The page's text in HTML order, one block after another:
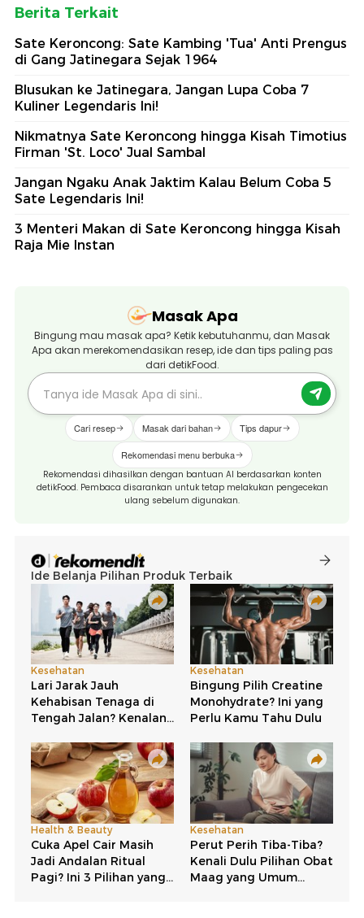
Berita Terkait
Sate Keroncong: Sate Kambing 'Tua' Anti Prengus
di Gang Jatinegara Sejak 1964
Blusukan ke Jatinegara, Jangan Lupa Coba 7
Kuliner Legendaris Ini!
Nikmatnya Sate Keroncong hingga Kisah Timotius
Firman 'St. Loco' Jual Sambal
Jangan Ngaku Anak Jaktim Kalau Belum Coba 5
Sate Legendaris Ini!
3 Menteri Makan di Sate Keroncong hingga Kisah
Raja Mie Instan
Masak Apa
Bingung mau masak apa? Ketik kebutuhanmu, dan Masak
Apa akan merekomendasikan resep, ide dan tips paling pas
dari detikFood.
Cari resep Masak dari bahan Tips dapur
Rekomendasi menu berbuka
Rekomendasi dihasilkan dengan bantuan AI berdasarkan konten
detikFood. Pembaca disarankan untuk tetap melakukan pengecekan
ulang sebelum digunakan.